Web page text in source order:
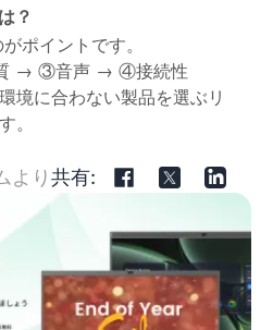
？
ポイントです。
→ ③音声 → ④接続性
境に合わない製品を選ぶリ
。
より共有: